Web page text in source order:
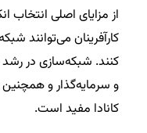
از مزایای اصلی
کارآفرینان می‌توانند
کنند. شبکه‌سازی در
و سرمایه‌گذار و
کانادا مفید است.